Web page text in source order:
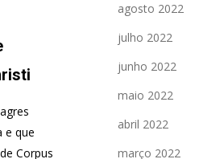
e que
Corpus
agosto 2022
julho 2022
junho 2022
maio 2022
abril 2022
março 2022